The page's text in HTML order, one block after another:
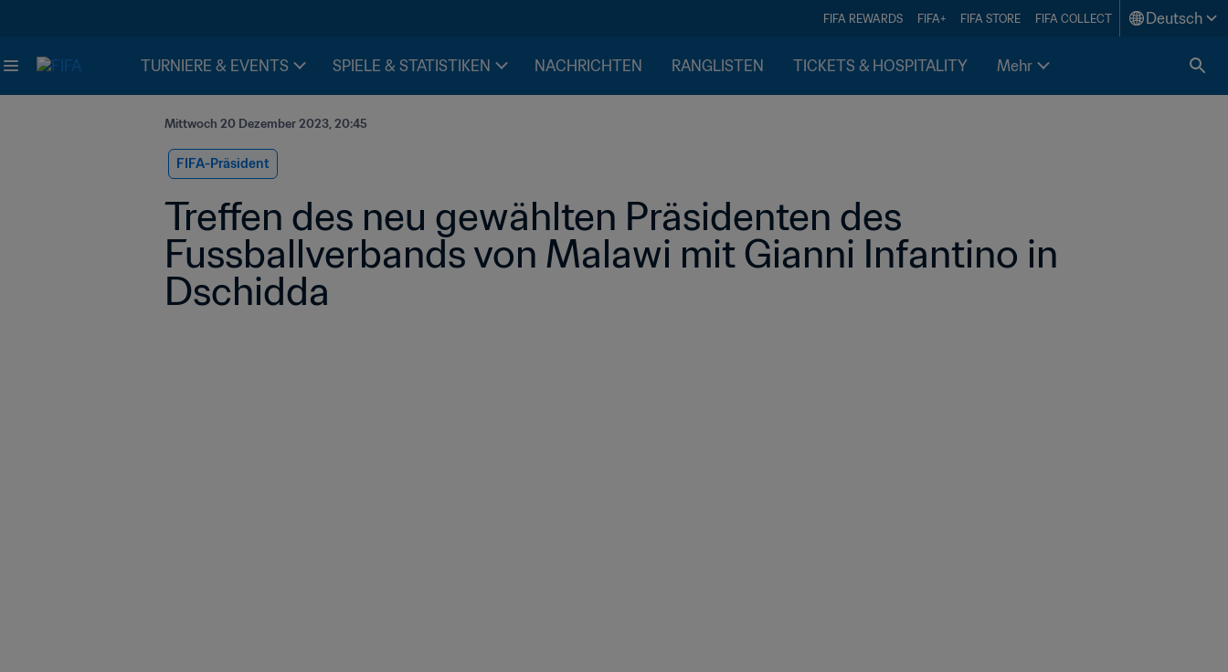
FIFA REWARDS FIFA+ FIFA STORE FIFA COLLECT Deutsch
TURNIERE & EVENTS SPIELE & STATISTIKEN NACHRICHTEN RANGLISTEN TICKETS & HOSPITALITY Mehr
Mittwoch 20 Dezember 2023, 20:45
FIFA-Präsident
Treffen des neu gewählten Präsidenten des
Fussballverbands von Malawi mit Gianni Infantino in
Dschidda